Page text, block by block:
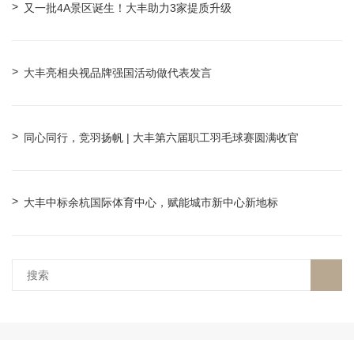
又一批4A景区诞生！大丰助力3家提质升级
大丰亮相央视品牌强国活动做代表发言
同心同行，竞羽扬帆 | 大丰第六届职工羽毛球赛圆满收官
大丰中标余杭国际体育中心，赋能城市新中心新地标